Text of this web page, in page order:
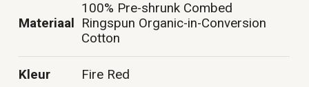
Materiaal
100% Pre-shrunk Combed
Ringspun Organic-in-Conversion
Cotton
Kleur Fire Red